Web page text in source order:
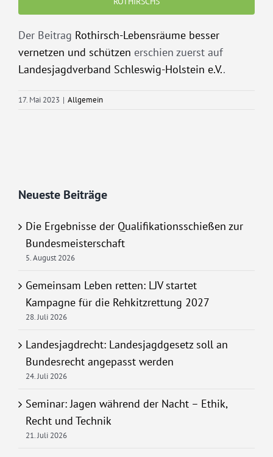
Der Beitrag Rothirsch-Lebensräume besser
vernetzen und schützen erschien zuerst auf
Landesjagdverband Schleswig-Holstein e.V..
17. Mai 2023 | Allgemein
Neueste Beiträge
Die Ergebnisse der Qualifikationsschießen zur
Bundesmeisterschaft
5. August 2026
Gemeinsam Leben retten: LJV startet
Kampagne für die Rehkitzrettung 2027
28. Juli 2026
Landesjagdrecht: Landesjagdgesetz soll an
Bundesrecht angepasst werden
24. Juli 2026
Seminar: Jagen während der Nacht – Ethik,
Recht und Technik
21. Juli 2026